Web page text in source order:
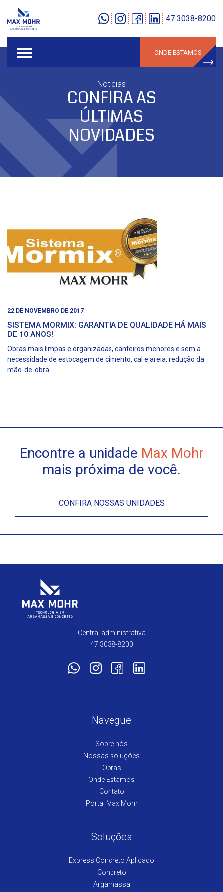
47 3038-8200
ONDE ESTAMOS
Notícias
CONFIRA AS
ÚLTIMAS
NOVIDADES
22 DE NOVEMBRO DE 2017
SISTEMA MORMIX: GARANTIA DE QUALIDADE HÁ MAIS
DE 10 ANOS!
Obras mais limpas e organizadas, canteiros menores e sem a
necessidade de estocagem de cimento, cal e areia, redução da
mão-de-obra.
Encontre a unidade Max Mohr
mais próxima de você.
CONFIRA NOSSAS UNIDADES
Central administrativa
47 3038-8200
Navegue
Sobre nós
Nossas soluções
Obras
Onde Estamos
Contato
Portal Max Mohr
Soluções
Express Concreto Aplicado
Concreto
Argamassa